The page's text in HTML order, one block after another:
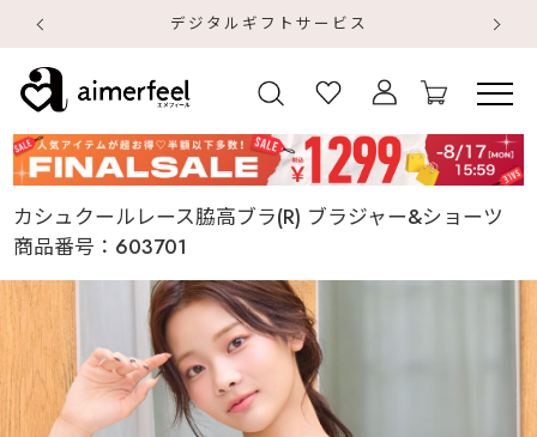
デジタルギフトサービス
カシュクールレース脇高ブラ(R) ブラジャー&ショーツ
商品番号： 603701